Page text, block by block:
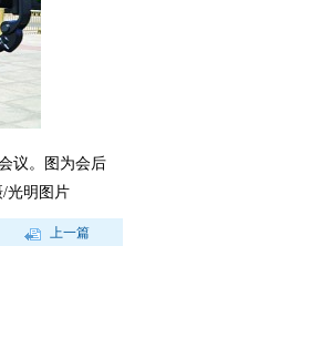
议。图为会后
光明图片
上一篇